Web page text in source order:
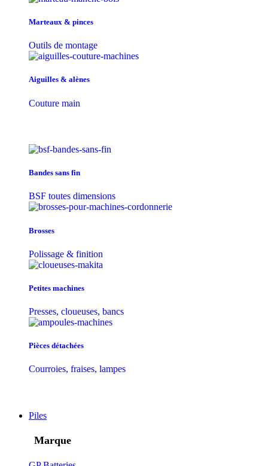
Marteaux & pinces
Outils de montage
Aiguilles & alènes
Couture main
Bandes sans fin
BSF toutes dimensions
Brosses
Polissage & finition
Petites machines
Presses, cloueuses, bancs
Pièces détachées
Courroies, fraises, lampes
Piles
Marque